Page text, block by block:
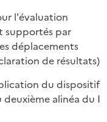
l'évaluation
supportés par
déplacements
de résultats)
du dispositif
alinéa du I